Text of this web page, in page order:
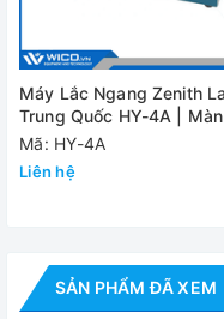
Model
Kích thước
Biên độ lắc
Máy Lắc Ngang Zenith
Trung Quốc HY-4A | Màn
Hình LED
Mã: HY-4A
Liên hệ
SẢN PHẨM ĐÃ XEM